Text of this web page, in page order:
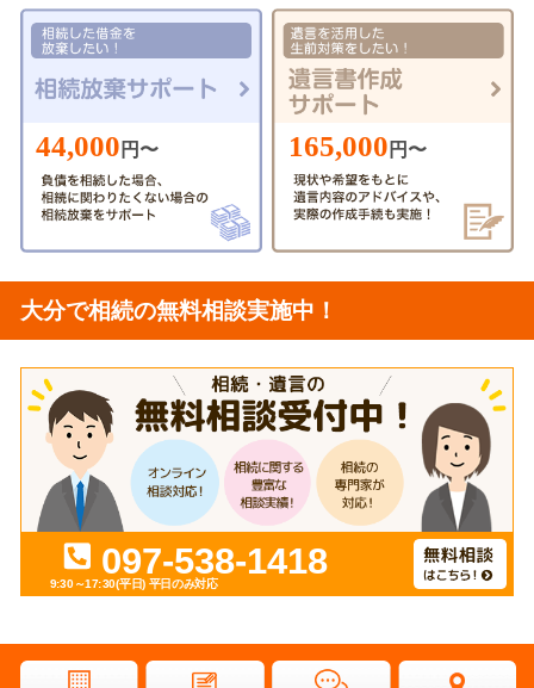
44,000 円〜 165,000 円〜
大分で相続の無料相談実施中！
097-538-1418
9:30～17:30(平日) 平日のみ対応